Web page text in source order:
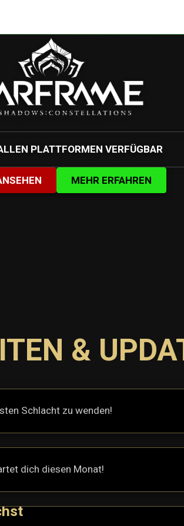
PLATTFORMEN VERFÜGBAR
MEHR ERFAHREN
&
Schlacht zu wenden!
dich diesen Monat!